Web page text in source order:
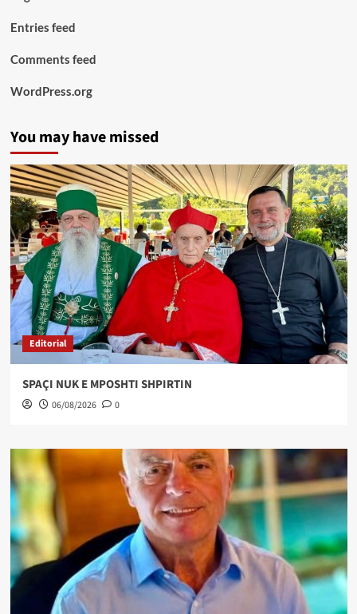
Entries feed
Comments feed
WordPress.org
You may have missed
Editorial
SPAÇI NUK E MPOSHTI SHPIRTIN
06/08/2026 0